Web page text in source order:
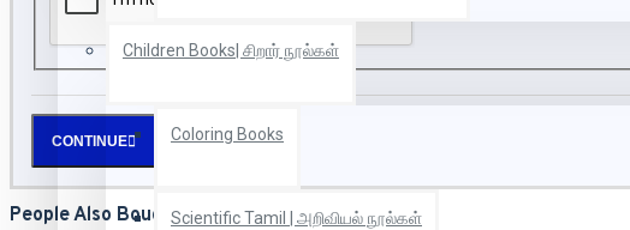
Children Books| சிறார் நூல்கள்
Coloring Books
Scientific Tamil | அறிவியல் நூல்கள்
CONTINUE
People Also Bought